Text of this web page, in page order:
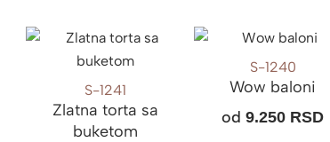
S-1241
Zlatna torta sa
buketom
S-1240
Wow baloni
od9.250 RSD